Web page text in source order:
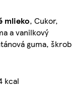
mlieko, Cukor,
a vanilkový
guma, škrob
kcal